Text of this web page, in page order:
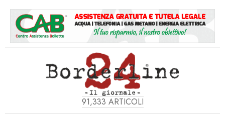
91,333 ARTICOLI